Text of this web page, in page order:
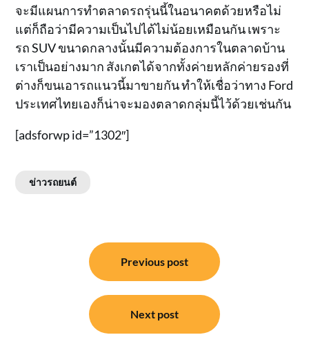
จะมีแผนการทำตลาดรถรุ่นนี้ในอนาคตด้วยหรือไม่
แต่ก็ถือว่ามีความเป็นไปได้ไม่น้อยเหมือนกัน เพราะ
รถ SUV ขนาดกลางนั้นมีความต้องการในตลาดบ้าน
เราเป็นอย่างมาก สังเกตได้จากทั้งค่ายหลักค่ายรองที่
ต่างก็ขนเอารถแนวนี้มาขายกัน ทำให้เชื่อว่าทาง Ford
ประเทศไทยเองก็น่าจะมองตลาดกลุ่มนี้ไว้ด้วยเช่นกัน
[adsforwp id=”1302″]
ข่าวรถยนต์
Previous post
Next post